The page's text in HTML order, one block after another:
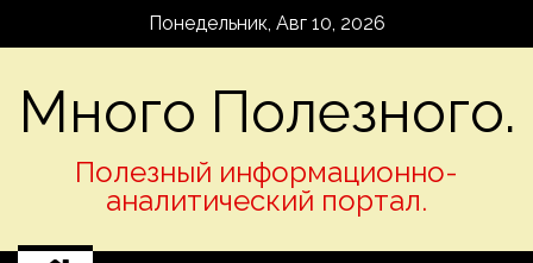
Понедельник, Авг 10, 2026
Много Полезного.
Полезный информационно-
аналитический портал.